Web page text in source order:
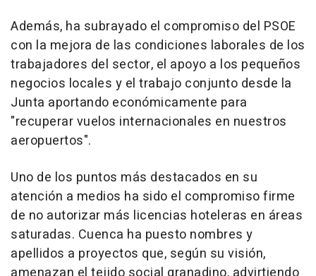
Además, ha subrayado el compromiso del PSOE
con la mejora de las condiciones laborales de los
trabajadores del sector, el apoyo a los pequeños
negocios locales y el trabajo conjunto desde la
Junta aportando económicamente para
"recuperar vuelos internacionales en nuestros
aeropuertos".
Uno de los puntos más destacados en su
atención a medios ha sido el compromiso firme
de no autorizar más licencias hoteleras en áreas
saturadas. Cuenca ha puesto nombres y
apellidos a proyectos que, según su visión,